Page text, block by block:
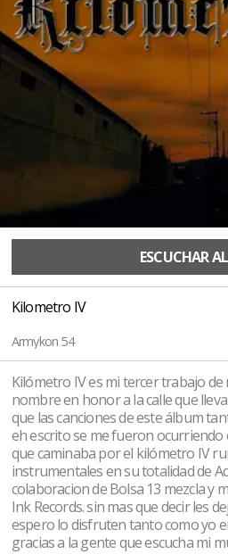
ESCUCHAR
Kilometro IV
Armykon 54
Kilómetro IV es mi tercer trabajo de
nombre en honor a la calle que
que las canciones de este álbum
eh escrito se me fueron ocurriendo
que caminaba por el kilómetro IV
instrumentales en su totalidad de
colaboracion de Bolsa 13 mezcla y
Ink Records. sin mas que decir les
espero lo disfruten tanto como yo
gracias a la gente que escucha mi